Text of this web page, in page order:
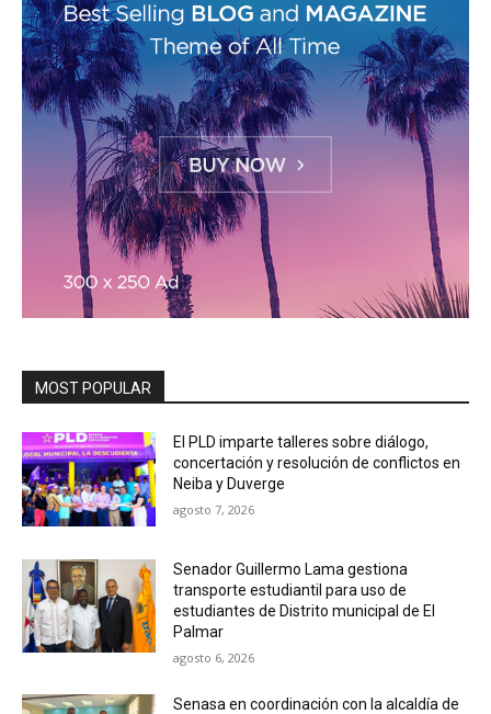
MOST POPULAR
El PLD imparte talleres sobre diálogo,
concertación y resolución de conflictos en
Neiba y Duverge
agosto 7, 2026
Senador Guillermo Lama gestiona
transporte estudiantil para uso de
estudiantes de Distrito municipal de El
Palmar
agosto 6, 2026
Senasa en coordinación con la alcaldía de